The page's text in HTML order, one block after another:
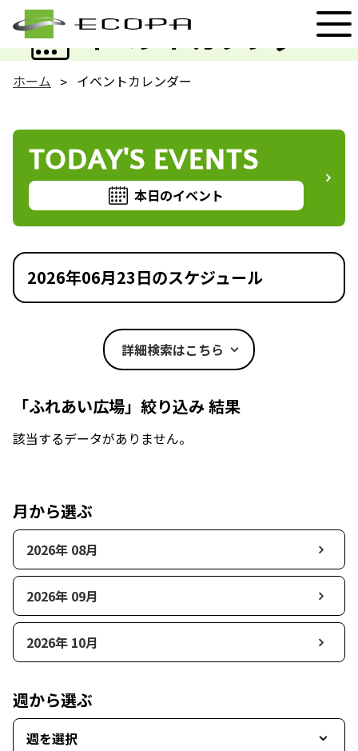
イベントカレンダー
EVENT
ホーム イベントカレンダー
TODAY'S EVENTS
本日のイベント
2026年06月23日のスケジュール
詳細検索はこちら
「ふれあい広場」絞り込み 結果
該当するデータがありません。
月から選ぶ
2026年 08月
2026年 09月
2026年 10月
週から選ぶ
週を選択